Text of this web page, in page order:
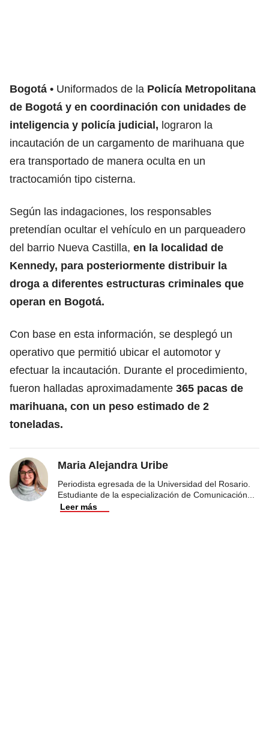
Bogotá Uniformados de la Policía Metropolitana
de Bogotá y en coordinación con unidades de
inteligencia y policía judicial, lograron la
incautación de un cargamento de marihuana que
era transportado de manera oculta en un
tractocamión tipo cisterna.
Según las indagaciones, los responsables
pretendían ocultar el vehículo en un parqueadero
del barrio Nueva Castilla, en la localidad de
Kennedy, para posteriormente distribuir la
droga a diferentes estructuras criminales que
operan en Bogotá.
Con base en esta información, se desplegó un
operativo que permitió ubicar el automotor y
efectuar la incautación. Durante el procedimiento,
fueron halladas aproximadamente 365 pacas de
marihuana, con un peso estimado de 2
toneladas.
Maria Alejandra Uribe
Periodista egresada de la Universidad del Rosario.
Estudiante de la especialización de Comunicación
Leer más